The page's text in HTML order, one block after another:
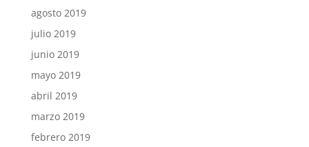
agosto 2019
julio 2019
junio 2019
mayo 2019
abril 2019
marzo 2019
febrero 2019